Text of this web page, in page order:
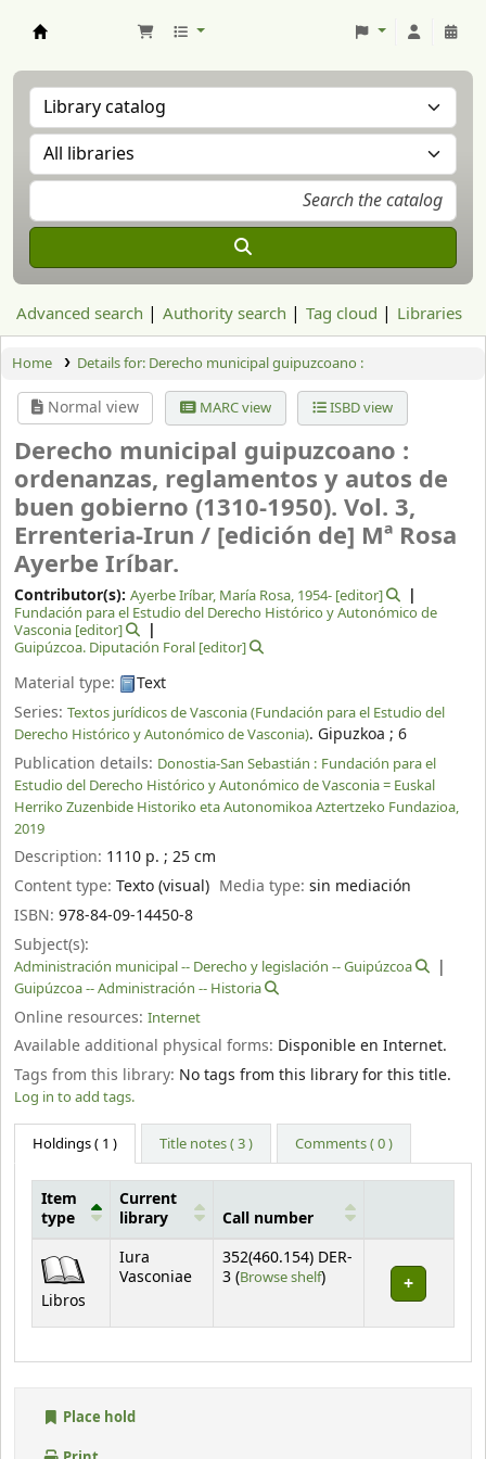
Advanced search Authority search Tag cloud Libraries
Home Details for: Derecho municipal guipuzcoano :
Normal view MARC view ISBD view
Derecho municipal guipuzcoano :
ordenanzas, reglamentos y autos de
buen gobierno (1310-1950). Vol. 3,
Errenteria-Irun / [edición de] Mª Rosa
Ayerbe Iríbar.
Contributor(s): Ayerbe Iríbar, María Rosa, 1954- [editor]
Fundación para el Estudio del Derecho Histórico y Autonómico de
Vasconia [editor]
Guipúzcoa‏. Diputación Foral [editor]
Material type:
Text
Series: Textos jurídicos de Vasconia (Fundación para el Estudio del
Derecho Histórico y Autonómico de Vasconia). Gipuzkoa ; 6
Publication details: Donostia-San Sebastián : Fundación para el
Estudio del Derecho Histórico y Autonómico de Vasconia = Euskal
Herriko Zuzenbide Historiko eta Autonomikoa Aztertzeko Fundazioa,
2019
Description: 1110 p. ; 25 cm
Content type: Texto (visual) Media type:sin mediación
ISBN: 978-84-09-14450-8
Subject(s):
Administración municipal -- Derecho y legislación -- Guipúzcoa
Guipúzcoa -- Administración -- Historia
Online resources: Internet
Available additional physical forms: Disponible en Internet.
Tags from this library: No tags from this library for this title.
Log in to add tags.
Holdings( 1 ) Title notes ( 3 ) Comments ( 0 )
Holdings
Item
type
Current
library
Call number
Libros
Iura
Vasconiae
352(460.154) DER-
3 (Browse shelf(Opens below)
)
Place hold